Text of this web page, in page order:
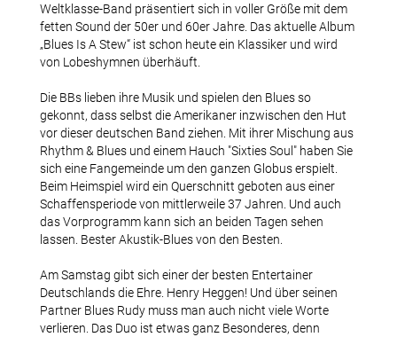
Terminhinweise
Downloads
Mitglied werden
Team-Login
Jazztime
Archiv Jazztime
Konzertfotos Jazztime
Weltklasse-Band präsentiert sich in voller Größe mit dem
fetten Sound der 50er und 60er Jahre. Das aktuelle Album
„Blues Is A Stew“ ist schon heute ein Klassiker und wird
von Lobeshymnen überhäuft.
Die BBs lieben ihre Musik und spielen den Blues so
gekonnt, dass selbst die Amerikaner inzwischen den Hut
vor dieser deutschen Band ziehen. Mit ihrer Mischung aus
Rhythm & Blues und einem Hauch "Sixties Soul" haben Sie
sich eine Fangemeinde um den ganzen Globus erspielt.
Beim Heimspiel wird ein Querschnitt geboten aus einer
Schaffensperiode von mittlerweile 37 Jahren. Und auch
das Vorprogramm kann sich an beiden Tagen sehen
lassen. Bester Akustik-Blues von den Besten.
Am Samstag gibt sich einer der besten Entertainer
Deutschlands die Ehre. Henry Heggen! Und über seinen
Partner Blues Rudy muss man auch nicht viele Worte
verlieren. Das Duo ist etwas ganz Besonderes, denn